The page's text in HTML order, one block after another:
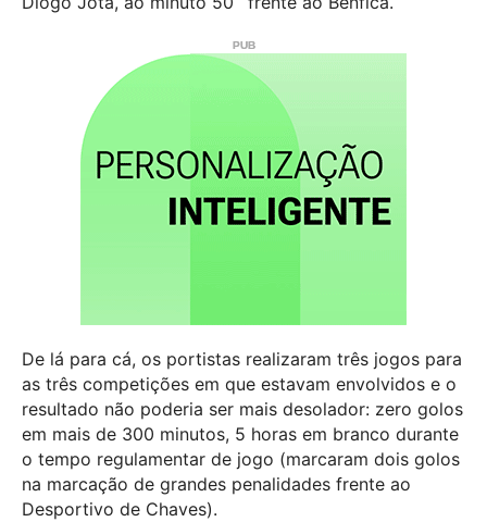
De lá para cá, os portistas realizaram três jogos para
as três competições em que estavam envolvidos e o
resultado não poderia ser mais desolador: zero golos
em mais de 300 minutos, 5 horas em branco durante
o tempo regulamentar de jogo (marcaram dois golos
na marcação de grandes penalidades frente ao
Desportivo de Chaves).